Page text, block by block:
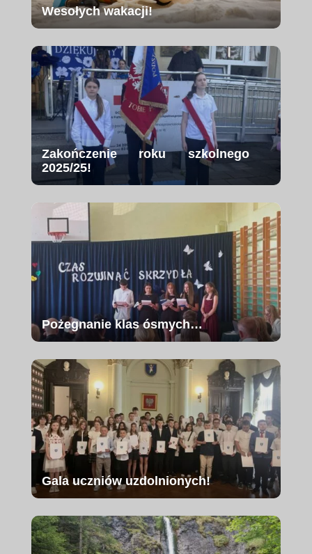
Wesołych wakacji!
Zakończenie roku szkolnego
2025/25!
Pożegnanie klas ósmych…
Gala uczniów uzdolnionych!